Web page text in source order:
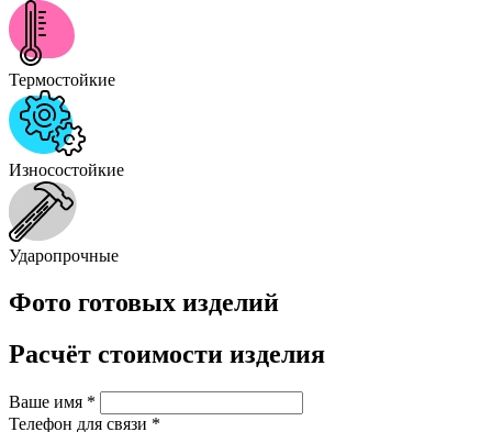
Термостойкие
Износостойкие
Ударопрочные
Фото готовых изделий
Расчёт стоимости изделия
Ваше имя *
Телефон для связи *